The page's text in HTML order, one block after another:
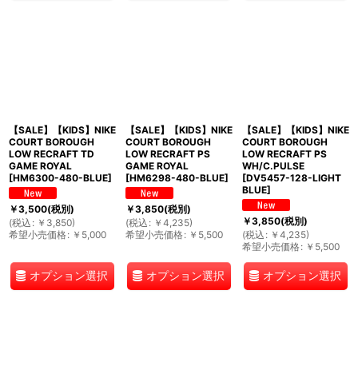
【SALE】【KIDS】NIKE
COURT BOROUGH
LOW RECRAFT TD
GAME ROYAL
[HM6300-480-BLUE]
￥3,500(税別)
(税込 : ￥ 3,850)
希望小売価格: ￥ 5,000
オプション選択
【SALE】【KIDS】NIKE
COURT BOROUGH
LOW RECRAFT PS
GAME ROYAL
[HM6298-480-BLUE]
￥3,850(税別)
(税込 : ￥ 4,235)
希望小売価格: ￥ 5,500
オプション選択
【SALE】【KIDS】NIKE
COURT BOROUGH
LOW RECRAFT PS
WH/C.PULSE
[DV5457-128-LIGHT
BLUE]
￥3,850(税別)
(税込 : ￥ 4,235)
希望小売価格: ￥ 5,500
オプション選択